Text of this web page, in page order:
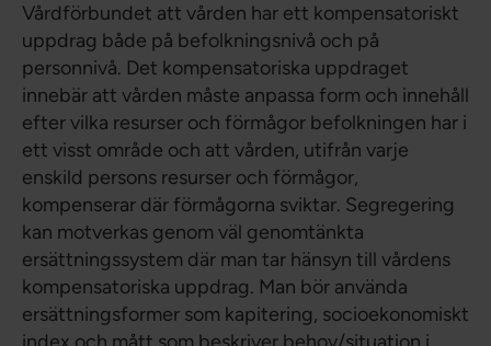
Vårdförbundet att vården har ett kompensatoriskt
uppdrag både på befolkningsnivå och på
personnivå. Det kompensatoriska uppdraget
innebär att vården måste anpassa form och innehåll
efter vilka resurser och förmågor befolkningen har i
ett visst område och att vården, utifrån varje
enskild persons resurser och förmågor,
kompenserar där förmågorna sviktar. Segregering
kan motverkas genom väl genomtänkta
ersättningssystem där man tar hänsyn till vårdens
kompensatoriska uppdrag. Man bör använda
ersättningsformer som kapitering, socioekonomiskt